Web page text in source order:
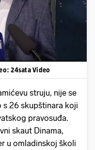
24sata Video
struju, nije se
s 26 skupštinara koji
pravosuđa.
skaut Dinama,
u omladinskoj školi